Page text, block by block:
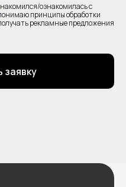
ознакомилась с
принципы обработки
рекламные предложения
заявку